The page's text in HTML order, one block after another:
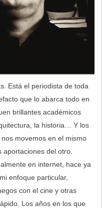
Está el periodista de toda
que lo abarca todo en
brillantes académicos
la historia… Y los
movemos en el mismo
del otro.
en internet, hace ya
enfoque particular,
con el cine y otras
Los años en los que